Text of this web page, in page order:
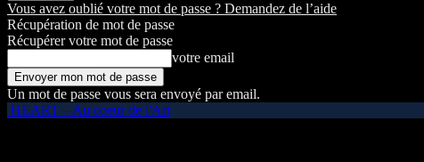
Vous avez oublié votre mot de passe ? Demandez de l’aide
Récupération de mot de passe
Récupérer votre mot de passe
votre email
Un mot de passe vous sera envoyé par email.
HEART – Au coeur de l'Art